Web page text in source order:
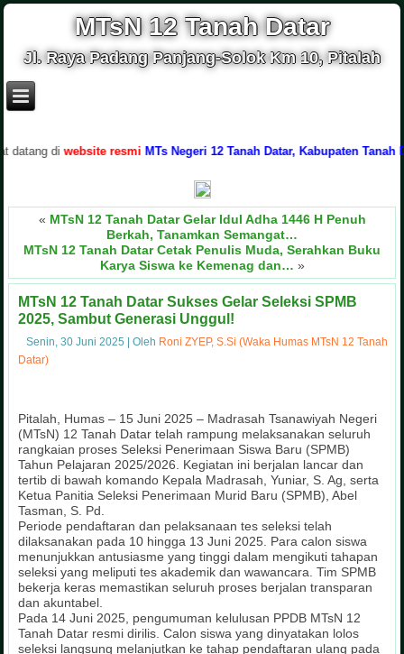
MTsN 12 Tanah Datar
Jl. Raya Padang Panjang-Solok Km 10, Pitalah
diwebsite resmi MTs Negeri 12 Tanah Datar, Kabupaten Tanah
« MTsN 12 Tanah Datar Gelar Idul Adha 1446 H Penuh
Berkah, Tanamkan Semangat…
MTsN 12 Tanah Datar Cetak Penulis Muda, Serahkan Buku
Karya Siswa ke Kemenag dan… »
MTsN 12 Tanah Datar Sukses Gelar Seleksi SPMB
2025, Sambut Generasi Unggul!
Senin, 30 Juni 2025 |Oleh Roni ZYEP, S.Si (Waka Humas MTsN 12 Tanah
Datar)
Pitalah, Humas – 15 Juni 2025 – Madrasah Tsanawiyah Negeri
(MTsN) 12 Tanah Datar telah rampung melaksanakan seluruh
rangkaian proses Seleksi Penerimaan Siswa Baru (SPMB)
Tahun Pelajaran 2025/2026. Kegiatan ini berjalan lancar dan
tertib di bawah komando Kepala Madrasah, Yuniar, S. Ag, serta
Ketua Panitia Seleksi Penerimaan Murid Baru (SPMB), Abel
Tasman, S. Pd.
Periode pendaftaran dan pelaksanaan tes seleksi telah
dilaksanakan pada 10 hingga 13 Juni 2025. Para calon siswa
menunjukkan antusiasme yang tinggi dalam mengikuti tahapan
seleksi yang meliputi tes akademik dan wawancara. Tim SPMB
bekerja keras memastikan seluruh proses berjalan transparan
dan akuntabel.
Pada 14 Juni 2025, pengumuman kelulusan PPDB MTsN 12
Tanah Datar resmi dirilis. Calon siswa yang dinyatakan lolos
seleksi langsung melanjutkan ke tahap pendaftaran ulang pada